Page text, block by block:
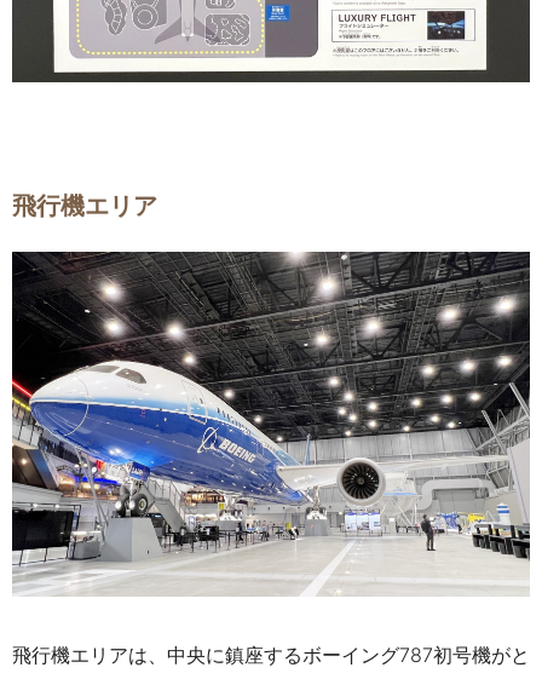
飛行機エリア
飛行機エリアは、中央に鎮座するボーイング787初号機がと